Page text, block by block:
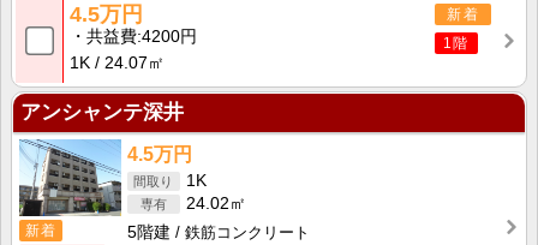
新着
1階
4.5万円
共益費 4200円
1K
24.07㎡
アンシャンテ深井
新着
4.5万円
1K
24.02㎡
5階建
鉄筋コンクリート